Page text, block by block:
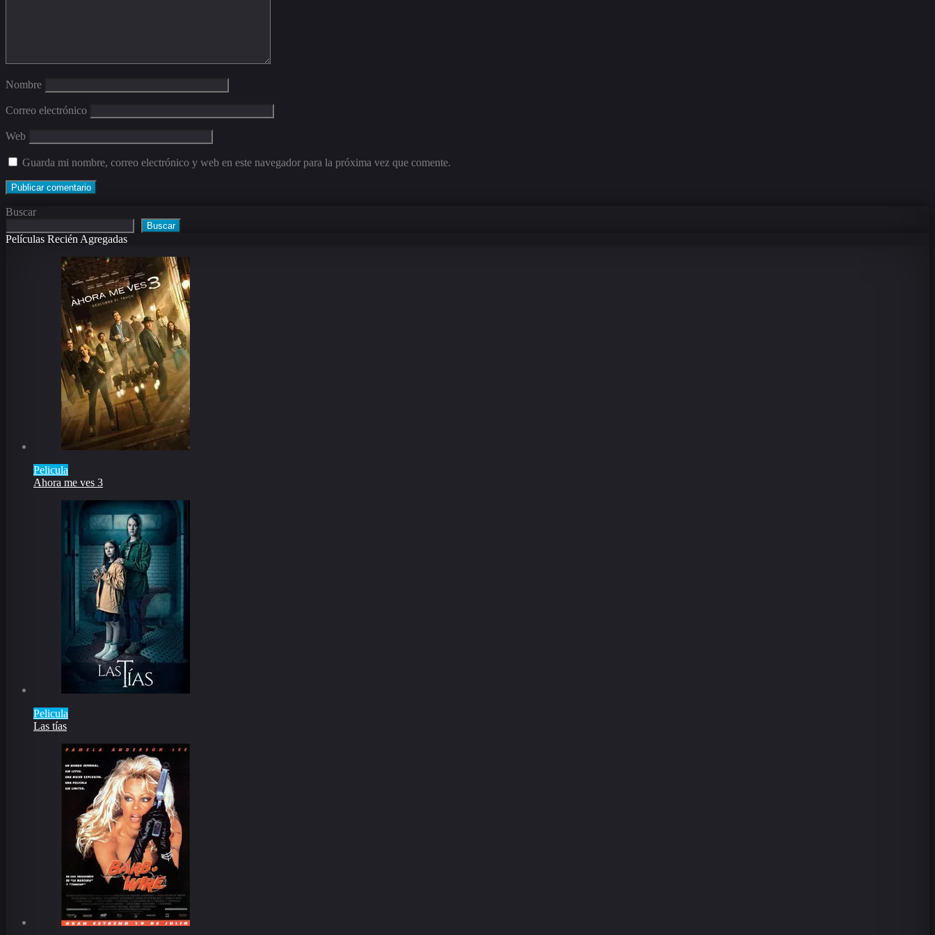
Nombre
Correo electrónico
Web
Guarda mi nombre, correo electrónico y web en este navegador para la próxima vez que comente.
Buscar
Buscar
Películas Recién Agregadas
Pelicula
Ahora me ves 3
Pelicula
Las tías